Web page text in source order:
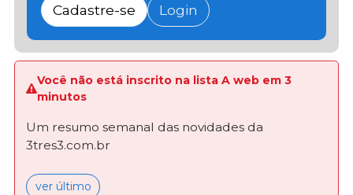
Cadastre-se Login
Você não está inscrito na lista A web em 3
minutos
Um resumo semanal das novidades da
3tres3.com.br
ver último